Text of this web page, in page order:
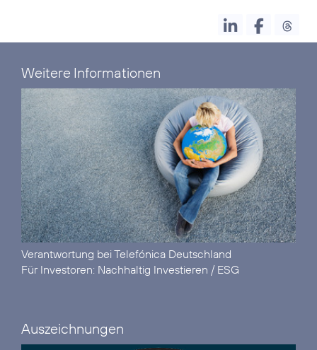
Weitere Informationen
Verantwortung bei Telefónica Deutschland
Für Investoren: Nachhaltig Investieren / ESG
Auszeichnungen